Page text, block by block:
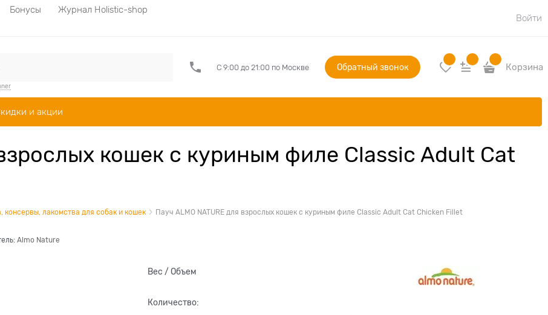
Бонусы
Журнал Holistic-shop
Войти
С 9:00 до 21:00 по Москве Обратный звонок Корзина
и акции
кошек с куриным филе Classic Adult Cat
лакомства для собак и кошек Пауч ALMO NATURE для взрослых кошек с куриным филе Classic Adult Cat Chicken Fillet
Almo Nature
Вес / Объем
Количество: